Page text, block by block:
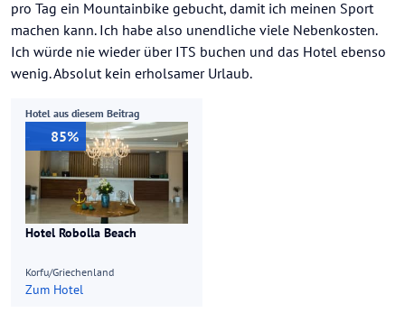
pro Tag ein Mountainbike gebucht, damit ich meinen Sport
machen kann. Ich habe also unendliche viele Nebenkosten.
Ich würde nie wieder über ITS buchen und das Hotel ebenso
wenig. Absolut kein erholsamer Urlaub.
Hotel aus diesem Beitrag
85%
Hotel Robolla Beach
Korfu/Griechenland
Zum Hotel